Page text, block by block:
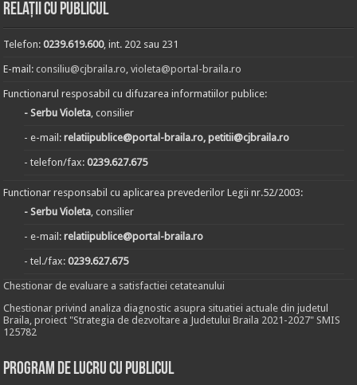
Relații cu publicul
Telefon:0239.619.600, int. 202 sau 231
E-mail:consiliu@cjbraila.ro,violeta@portal-braila.ro
Functionarul resposabil cu difuzarea informatiilor publice:
- Serbu Violeta, consilier
- e-mail:relatiipublice@portal-braila.ro, petitii@cjbraila.ro
- telefon/fax:0239.627.675
Functionar responsabil cu aplicarea prevederilor Legii nr.52/2003:
- Serbu Violeta, consilier
- e-mail:relatiipublice@portal-braila.ro
- tel./fax:0239.627.675
Chestionar de evaluare a satisfactiei cetateanului
Chestionar privind analiza diagnostic asupra situatiei actuale din judetul
Braila, proiect "Strategia de dezvoltare a Judetului Braila 2021-2027" SMIS
125782
Program de lucru cu publicul